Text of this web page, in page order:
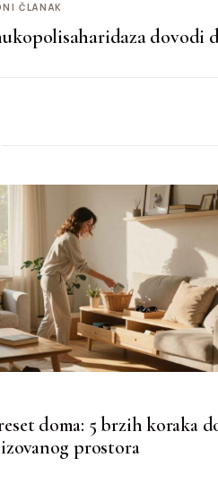
ČLANAK
dovodi
doma: 5 brzih koraka
prostora